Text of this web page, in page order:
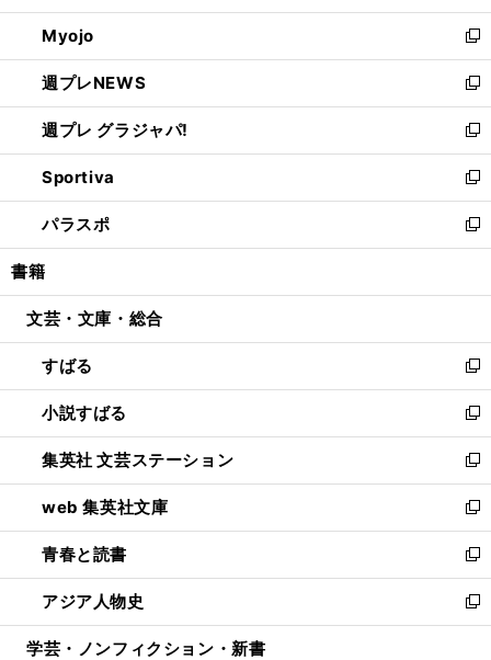
開
く
ウ
で
開
く
ン
ド
ウ
で
開
く
ウ
ィ
ン
ド
ウ
で
開
く
Myojo
新
し
い
ウ
ィ
ン
ド
ウ
で
開
週プレNEWS
新
し
い
ウ
ィ
ン
ド
ウ
開
週プレ グラジャパ!
新
し
い
ウ
ィ
ン
ウ
開
く
Sportiva
新
し
い
ウ
ン
ウ
で
開
く
パラスポ
新
し
ウ
ン
ド
ウ
で
開
く
書籍
文芸・文庫・総合
すばる
新
し
い
ウ
ィ
ン
ド
ウ
で
開
く
小説すばる
新
し
い
ウ
ィ
ン
ド
ウ
で
開
集英社 文芸ステーション
新
し
い
ウ
ィ
ン
ド
ウ
web 集英社文庫
新
し
い
ウ
ィ
ン
青春と読書
新
し
い
ウ
アジア人物史
新
し
学芸・ノンフィクション・新書